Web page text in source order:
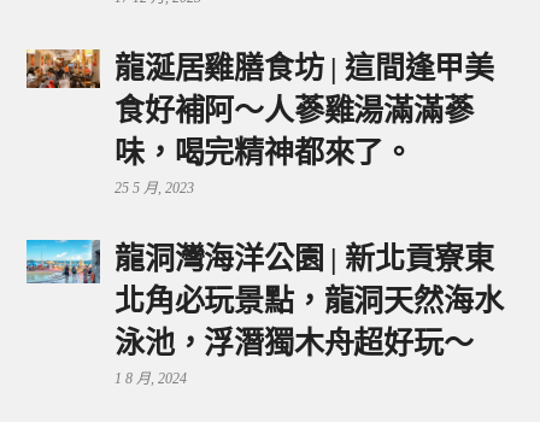
龍涎居雞膳食坊 | 這間逢甲美
食好補阿～人蔘雞湯滿滿蔘
味，喝完精神都來了。
25 5 月, 2023
龍洞灣海洋公園 | 新北貢寮東
北角必玩景點，龍洞天然海水
泳池，浮潛獨木舟超好玩～
1 8 月, 2024